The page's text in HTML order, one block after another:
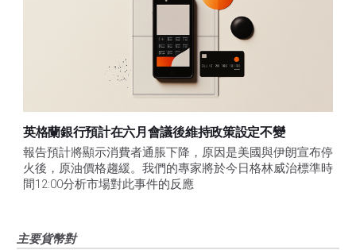
英格蘭銀行預計在六月會議後維持政策設定不變
報告預計將顯示消費者通脹下降，原因是美國與伊朗宣布停
火後，原油價格趨緩。我們的專家將於今日格林威治標準時
間12:00分析市場對此事件的反應
主要貨幣對